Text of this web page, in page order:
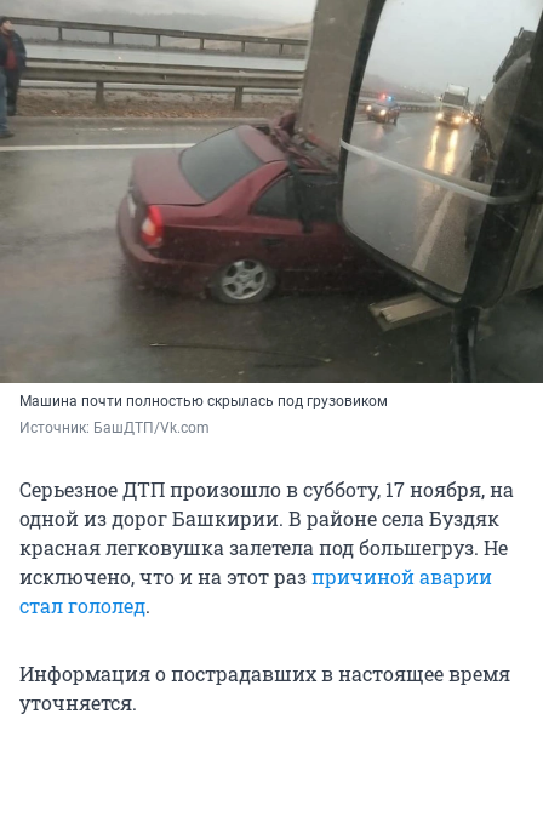
Машина почти полностью скрылась под грузовиком
Источник: БашДТП/Vk.com
Серьезное ДТП произошло в субботу, 17 ноября, на
одной из дорог Башкирии. В районе села Буздяк
красная легковушка залетела под большегруз. Не
исключено, что и на этот разпричиной аварии
стал гололед.
Информация о пострадавших в настоящее время
уточняется.